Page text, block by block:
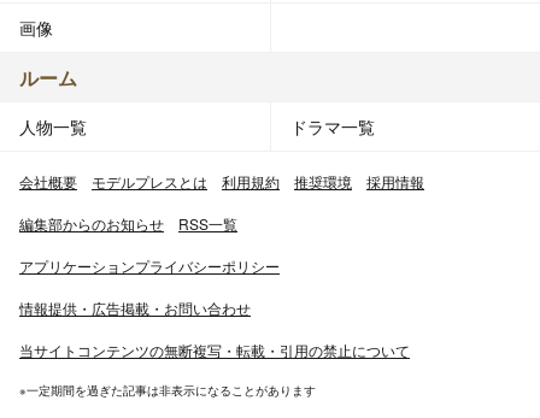
画像
ルーム
人物一覧 ドラマ一覧
会社概要 モデルプレスとは 利用規約 推奨環境 採用情報
編集部からのお知らせ RSS一覧
アプリケーションプライバシーポリシー
情報提供・広告掲載・お問い合わせ
当サイトコンテンツの無断複写・転載・引用の禁止について
※一定期間を過ぎた記事は非表示になることがあります